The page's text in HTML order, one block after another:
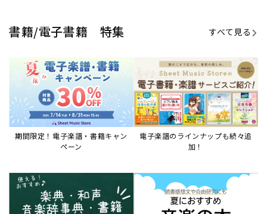
書籍/電子書籍 特集 すべて見る
期間限定！電子楽譜・書籍キャン
ペーン
電子楽譜のラインナップも続々追
加！